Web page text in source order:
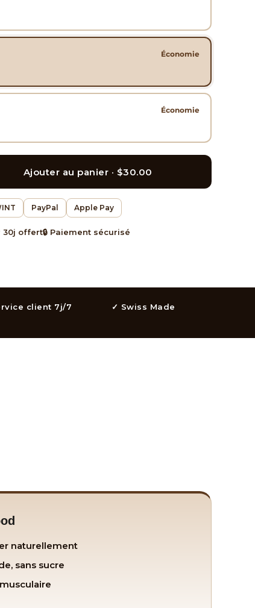
Économie
Économie
Ajouter au panier · $30.00
PayPal Apple Pay
30j offert🔒 Paiement sécurisé
client 7j/7 ✓ Swiss Made
naturellement
sans sucre